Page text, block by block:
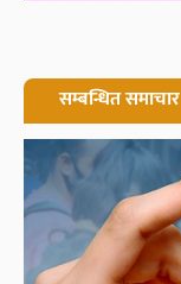
सम्बन्धित समाचार